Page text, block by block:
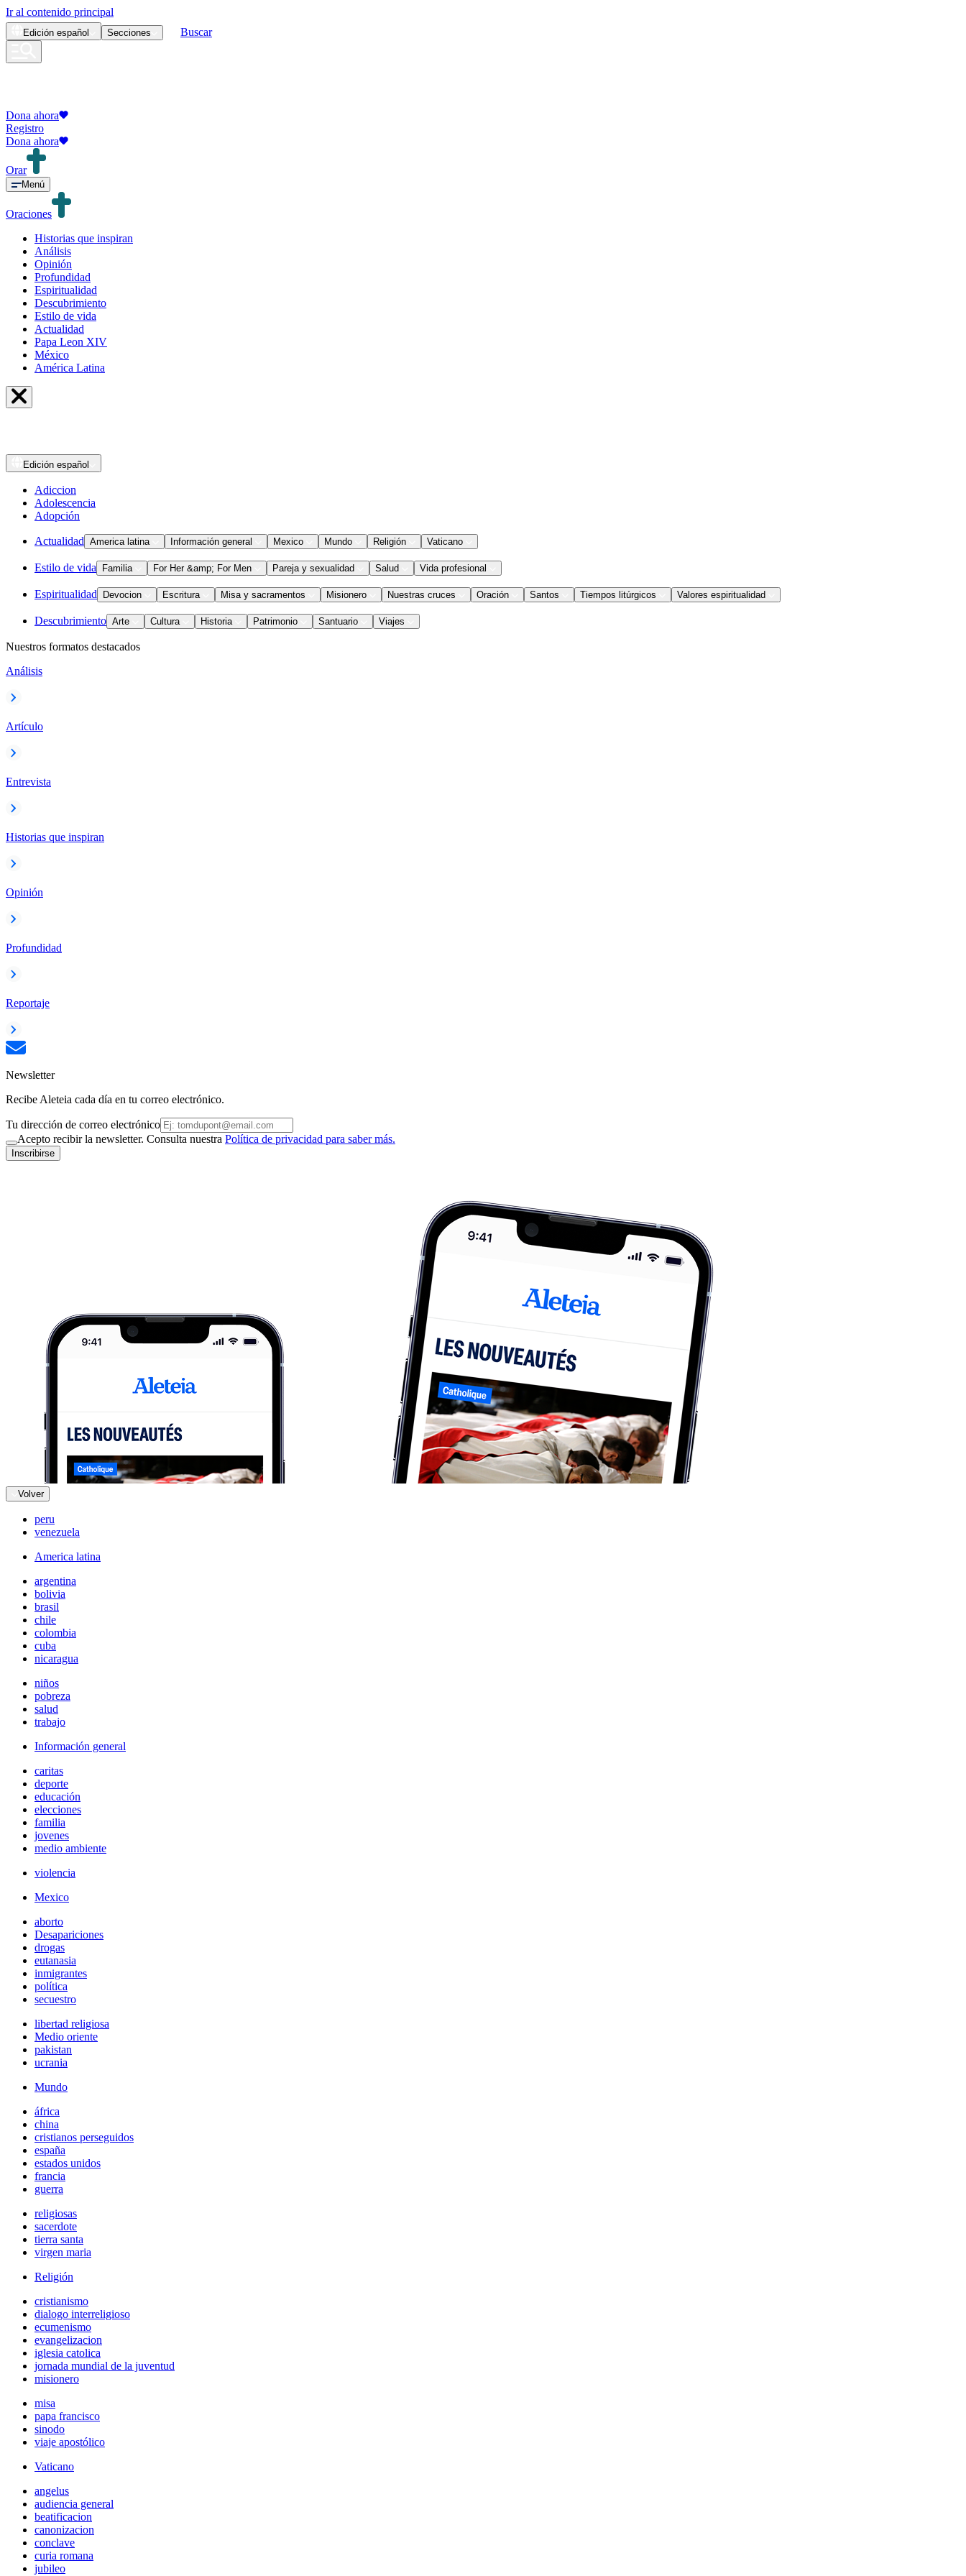
Ir al contenido principal
Edición español Secciones Buscar
Dona ahora
Registro
Dona ahora
Orar
Menú
Oraciones
Historias que inspiran
Análisis
Opinión
Profundidad
Espiritualidad
Descubrimiento
Estilo de vida
Actualidad
Papa Leon XIV
México
América Latina
Edición español
Adiccion
Adolescencia
Adopción
Actualidad America latina Información general Mexico Mundo Religión Vaticano
Estilo de vida Familia For Her &amp; For Men Pareja y sexualidad Salud Vida profesional
Espiritualidad Devocion Escritura Misa y sacramentos Misionero Nuestras cruces Oración Santos Tiempos litúrgicos Valores espiritualidad
Descubrimiento Arte Cultura Historia Patrimonio Santuario Viajes
Nuestros formatos destacados
Análisis
Artículo
Entrevista
Historias que inspiran
Opinión
Profundidad
Reportaje
Newsletter
Recibe Aleteia cada día en tu correo electrónico.
Tu dirección de correo electrónico
Acepto recibir la newsletter. Consulta nuestra Política de privacidad para saber más.
Inscribirse
Volver
peru
venezuela
America latina
argentina
bolivia
brasil
chile
colombia
cuba
nicaragua
niños
pobreza
salud
trabajo
Información general
caritas
deporte
educación
elecciones
familia
jovenes
medio ambiente
violencia
Mexico
aborto
Desapariciones
drogas
eutanasia
inmigrantes
política
secuestro
libertad religiosa
Medio oriente
pakistan
ucrania
Mundo
áfrica
china
cristianos perseguidos
españa
estados unidos
francia
guerra
religiosas
sacerdote
tierra santa
virgen maria
Religión
cristianismo
dialogo interreligioso
ecumenismo
evangelizacion
iglesia catolica
jornada mundial de la juventud
misionero
misa
papa francisco
sinodo
viaje apostólico
Vaticano
angelus
audiencia general
beatificacion
canonizacion
conclave
curia romana
jubileo